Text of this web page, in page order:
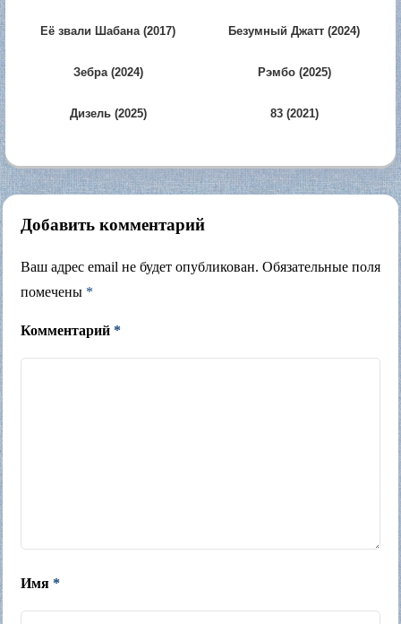
Её звали Шабана (2017) Безумный Джатт (2024)
Зебра (2024) Рэмбо (2025)
Дизель (2025) 83 (2021)
Добавить комментарий
Ваш адрес email не будет опубликован. Обязательные поля
помечены *
Комментарий *
Имя *